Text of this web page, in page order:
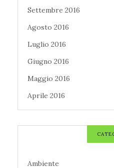
Settembre 2016
Agosto 2016
Luglio 2016
Giugno 2016
Maggio 2016
Aprile 2016
Ambiente